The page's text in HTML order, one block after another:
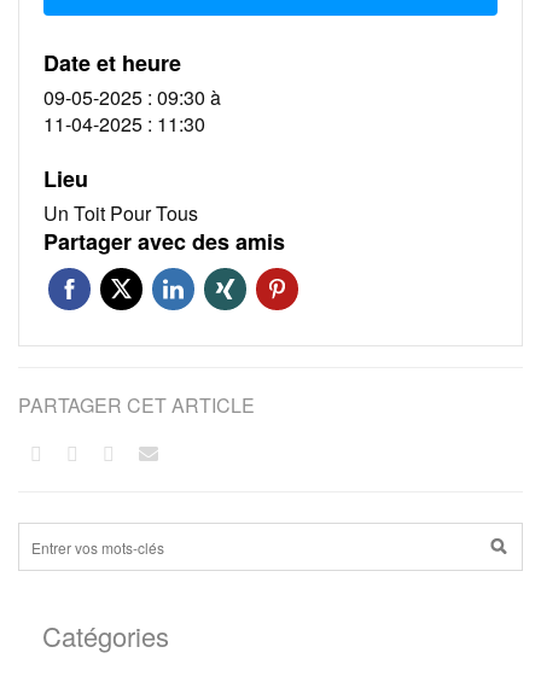
Date et heure
09-05-2025 : 09:30 à
11-04-2025 : 11:30
Lieu
Un Toit Pour Tous
Partager avec des amis
PARTAGER CET ARTICLE
Catégories